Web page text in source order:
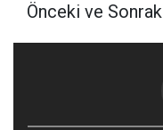
Önceki ve